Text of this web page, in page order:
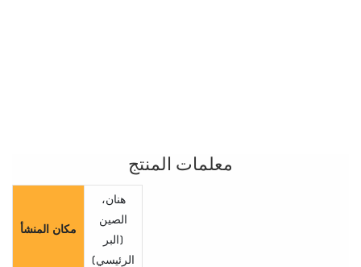
معلمات المنتج
مكان المنشأ
هنان،
الصين
(البر
الرئيسي)